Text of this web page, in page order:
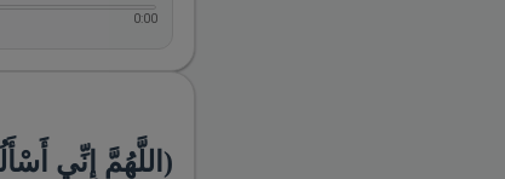
0:00
(اللَّهُمَّ إِنِّي